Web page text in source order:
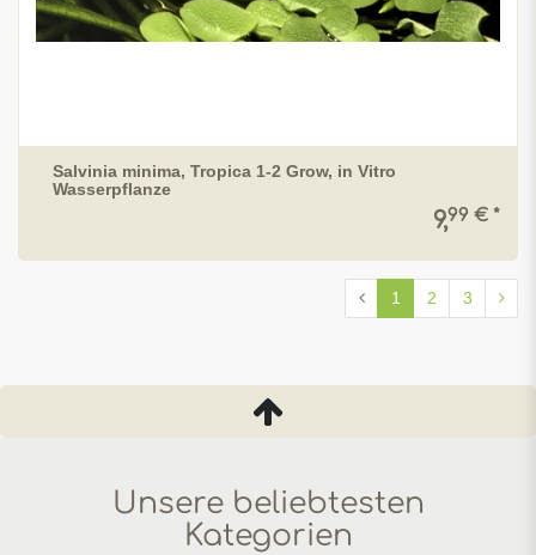
Salvinia minima, Tropica 1-2 Grow, in Vitro
Wasserpflanze
9,99 € *
1 2 3
Unsere beliebtesten
Kategorien